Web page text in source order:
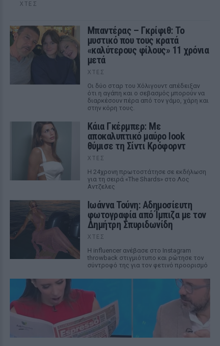
ΧΤΕΣ
Μπαντέρας – Γκρίφιθ: Το
μυστικό που τους κρατά
«καλύτερους φίλους» 11 χρόνια
μετά
ΧΤΕΣ
Οι δύο σταρ του Χόλιγουντ απέδειξαν
ότι η αγάπη και ο σεβασμός μπορούν να
διαρκέσουν πέρα από τον γάμο, χάρη και
στην κόρη τους.
Κάια Γκέρμπερ: Με
αποκαλυπτικό μαύρο look
θύμισε τη Σίντι Κρόφορντ
ΧΤΕΣ
Η 24χρονη πρωτοστάτησε σε εκδήλωση
για τη σειρά «The Shards» στο Λος
Αντζελες
Ιωάννα Τούνη: Αδημοσίευτη
φωτογραφία από Ίμπιζα με τον
Δημήτρη Σπυριδωνίδη
ΧΤΕΣ
Η influencer ανέβασε στο Instagram
throwback στιγμιότυπο και ρώτησε τον
σύντροφό της για τον φετινό προορισμό